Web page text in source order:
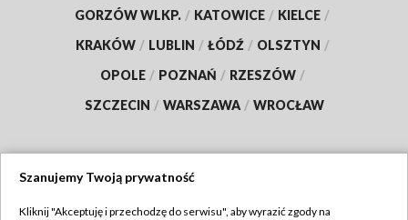
GORZÓW WLKP. / KATOWICE / KIELCE /
KRAKÓW / LUBLIN / ŁÓDŹ / OLSZTYN /
OPOLE / POZNAŃ / RZESZÓW /
SZCZECIN / WARSZAWA / WROCŁAW
Szanujemy Twoją prywatność
Kliknij "Akceptuję i przechodzę do serwisu", aby wyrazić zgody na